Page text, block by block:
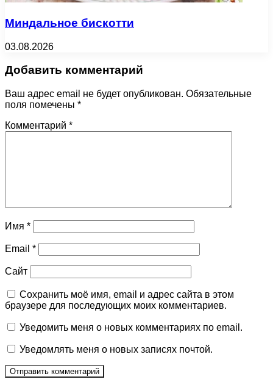
Миндальное бискотти
03.08.2026
Добавить комментарий
Ваш адрес email не будет опубликован. Обязательные
поля помечены *
Комментарий *
Имя *
Email *
Сайт
Сохранить моё имя, email и адрес сайта в этом
браузере для последующих моих комментариев.
Уведомить меня о новых комментариях по email.
Уведомлять меня о новых записях почтой.